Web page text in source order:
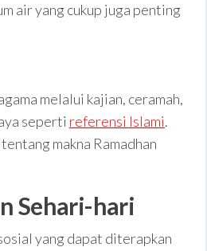
air yang cukup juga penting
melalui kajian, ceramah,
seperti referensi Islami.
makna Ramadhan
Sehari-hari
yang dapat diterapkan